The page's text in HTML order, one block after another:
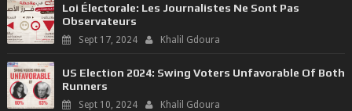
Loi Électorale: Les Journalistes Ne Sont Pas
Observateurs
Sept 17, 2024 Khalil Gdoura
US Election 2024: Swing Voters Unfavorable Of Both
Runners
Sept 10, 2024 Khalil Gdoura